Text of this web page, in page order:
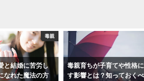
毒親
と結婚に苦労し
なれた魔法の方
毒親育ちが子育てや性格
す影響とは？知っておく